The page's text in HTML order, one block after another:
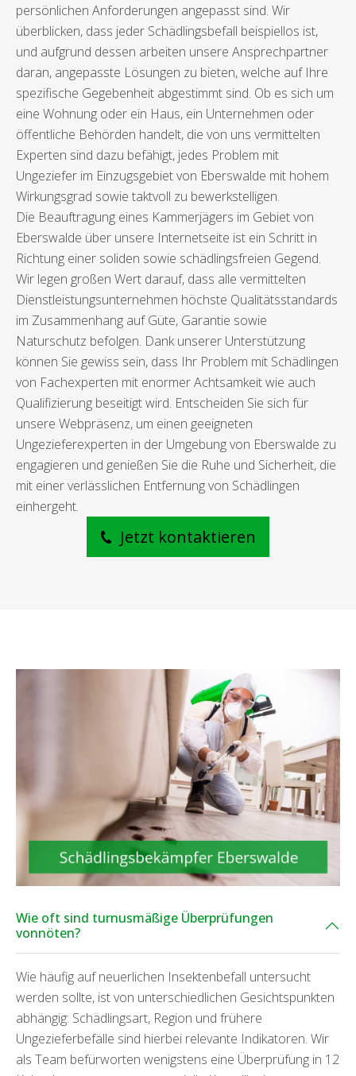
persönlichen Anforderungen angepasst sind. Wir
überblicken, dass jeder Schädlingsbefall beispiellos ist,
und aufgrund dessen arbeiten unsere Ansprechpartner
daran, angepasste Lösungen zu bieten, welche auf Ihre
spezifische Gegebenheit abgestimmt sind. Ob es sich um
eine Wohnung oder ein Haus, ein Unternehmen oder
öffentliche Behörden handelt, die von uns vermittelten
Experten sind dazu befähigt, jedes Problem mit
Ungeziefer im Einzugsgebiet von Eberswalde mit hohem
Wirkungsgrad sowie taktvoll zu bewerkstelligen.
Die Beauftragung eines Kammerjägers im Gebiet von
Eberswalde über unsere Internetseite ist ein Schritt in
Richtung einer soliden sowie schädlingsfreien Gegend.
Wir legen großen Wert darauf, dass alle vermittelten
Dienstleistungsunternehmen höchste Qualitätsstandards
im Zusammenhang auf Güte, Garantie sowie
Naturschutz befolgen. Dank unserer Unterstützung
können Sie gewiss sein, dass Ihr Problem mit Schädlingen
von Fachexperten mit enormer Achtsamkeit wie auch
Qualifizierung beseitigt wird. Entscheiden Sie sich für
unsere Webpräsenz, um einen geeigneten
Ungezieferexperten in der Umgebung von Eberswalde zu
engagieren und genießen Sie die Ruhe und Sicherheit, die
mit einer verlässlichen Entfernung von Schädlingen
einhergeht.
Jetzt kontaktieren
Wie oft sind turnusmäßige Überprüfungen
vonnöten?
Wie häufig auf neuerlichen Insektenbefall untersucht
werden sollte, ist von unterschiedlichen Gesichtspunkten
abhängig: Schädlingsart, Region und frühere
Ungezieferbefälle sind hierbei relevante Indikatoren. Wir
als Team befürworten wenigstens eine Überprüfung in 12